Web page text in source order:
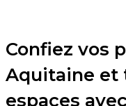
Confiez vos
Aquitaine et
espaces